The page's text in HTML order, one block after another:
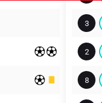
3
2
8